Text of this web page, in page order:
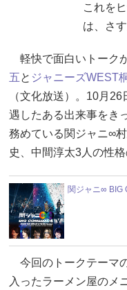
これを
は、さ
軽快で面白いトーク
五と ジャニーズWEST
（文化放送）。10月
遇したある出来事をき
務めている関ジャニ∞
史、中間淳太3人の性
関ジャニ∞ BIG
今回のトークテーマ
入ったラーメン屋のメ